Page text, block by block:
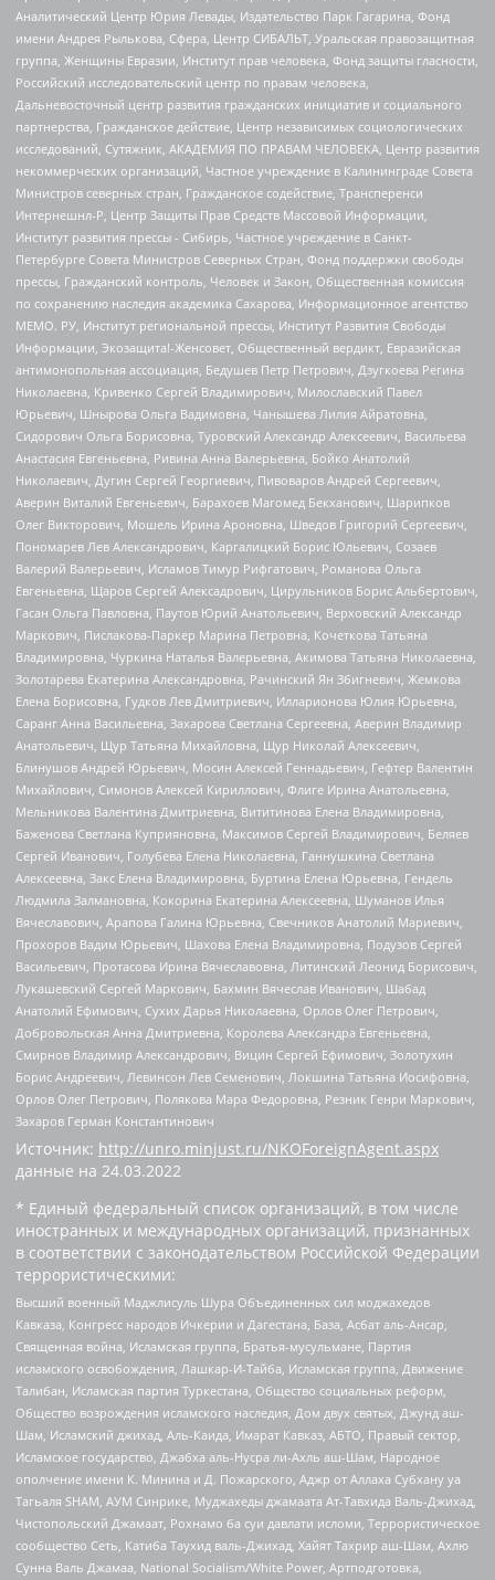
Аналитический Центр Юрия Левады, Издательство Парк Гагарина, Фонд
имени Андрея Рылькова, Сфера, Центр СИБАЛЬТ, Уральская правозащитная
группа, Женщины Евразии, Институт прав человека, Фонд защиты гласности,
Российский исследовательский центр по правам человека,
Дальневосточный центр развития гражданских инициатив и социального
партнерства, Гражданское действие, Центр независимых социологических
исследований, Сутяжник, АКАДЕМИЯ ПО ПРАВАМ ЧЕЛОВЕКА, Центр развития
некоммерческих организаций, Частное учреждение в Калининграде Совета
Министров северных стран, Гражданское содействие, Трансперенси
Интернешнл-Р, Центр Защиты Прав Средств Массовой Информации,
Институт развития прессы - Сибирь, Частное учреждение в Санкт-
Петербурге Совета Министров Северных Стран, Фонд поддержки свободы
прессы, Гражданский контроль, Человек и Закон, Общественная комиссия
по сохранению наследия академика Сахарова, Информационное агентство
МЕМО. РУ, Институт региональной прессы, Институт Развития Свободы
Информации, Экозащита!-Женсовет, Общественный вердикт, Евразийская
антимонопольная ассоциация, Бедушев Петр Петрович, Дзугкоева Регина
Николаевна, Кривенко Сергей Владимирович, Милославский Павел
Юрьевич, Шнырова Ольга Вадимовна, Чанышева Лилия Айратовна,
Сидорович Ольга Борисовна, Туровский Александр Алексеевич, Васильева
Анастасия Евгеньевна, Ривина Анна Валерьевна, Бойко Анатолий
Николаевич, Дугин Сергей Георгиевич, Пивоваров Андрей Сергеевич,
Аверин Виталий Евгеньевич, Барахоев Магомед Бекханович, Шарипков
Олег Викторович, Мошель Ирина Ароновна, Шведов Григорий Сергеевич,
Пономарев Лев Александрович, Каргалицкий Борис Юльевич, Созаев
Валерий Валерьевич, Исламов Тимур Рифгатович, Романова Ольга
Евгеньевна, Щаров Сергей Алексадрович, Цирульников Борис Альбертович,
Гасан Ольга Павловна, Паутов Юрий Анатольевич, Верховский Александр
Маркович, Пислакова-Паркер Марина Петровна, Кочеткова Татьяна
Владимировна, Чуркина Наталья Валерьевна, Акимова Татьяна Николаевна,
Золотарева Екатерина Александровна, Рачинский Ян Збигневич, Жемкова
Елена Борисовна, Гудков Лев Дмитриевич, Илларионова Юлия Юрьевна,
Саранг Анна Васильевна, Захарова Светлана Сергеевна, Аверин Владимир
Анатольевич, Щур Татьяна Михайловна, Щур Николай Алексеевич,
Блинушов Андрей Юрьевич, Мосин Алексей Геннадьевич, Гефтер Валентин
Михайлович, Симонов Алексей Кириллович, Флиге Ирина Анатольевна,
Мельникова Валентина Дмитриевна, Вититинова Елена Владимировна,
Баженова Светлана Куприяновна, Максимов Сергей Владимирович, Беляев
Сергей Иванович, Голубева Елена Николаевна, Ганнушкина Светлана
Алексеевна, Закс Елена Владимировна, Буртина Елена Юрьевна, Гендель
Людмила Залмановна, Кокорина Екатерина Алексеевна, Шуманов Илья
Вячеславович, Арапова Галина Юрьевна, Свечников Анатолий Мариевич,
Прохоров Вадим Юрьевич, Шахова Елена Владимировна, Подузов Сергей
Васильевич, Протасова Ирина Вячеславовна, Литинский Леонид Борисович,
Лукашевский Сергей Маркович, Бахмин Вячеслав Иванович, Шабад
Анатолий Ефимович, Сухих Дарья Николаевна, Орлов Олег Петрович,
Добровольская Анна Дмитриевна, Королева Александра Евгеньевна,
Смирнов Владимир Александрович, Вицин Сергей Ефимович, Золотухин
Борис Андреевич, Левинсон Лев Семенович, Локшина Татьяна Иосифовна,
Орлов Олег Петрович, Полякова Мара Федоровна, Резник Генри Маркович,
Захаров Герман Константинович
Источник: http://unro.minjust.ru/NKOForeignAgent.aspx
данные на 24.03.2022
* Единый федеральный список организаций, в том числе
иностранных и международных организаций, признанных
в соответствии с законодательством Российской Федерации
террористическими:
Высший военный Маджлисуль Шура Объединенных сил моджахедов
Кавказа, Конгресс народов Ичкерии и Дагестана, База, Асбат аль-Ансар,
Священная война, Исламская группа, Братья-мусульмане, Партия
исламского освобождения, Лашкар-И-Тайба, Исламская группа, Движение
Талибан, Исламская партия Туркестана, Общество социальных реформ,
Общество возрождения исламского наследия, Дом двух святых, Джунд аш-
Шам, Исламский джихад, Аль-Каида, Имарат Кавказ, АБТО, Правый сектор,
Исламское государство, Джабха аль-Нусра ли-Ахль аш-Шам, Народное
ополчение имени К. Минина и Д. Пожарского, Аджр от Аллаха Субхану уа
Тагьаля SHAM, АУМ Синрике, Муджахеды джамаата Ат-Тавхида Валь-Джихад,
Чистопольский Джамаат, Рохнамо ба суи давлати исломи, Террористическое
сообщество Сеть, Катиба Таухид валь-Джихад, Хайят Тахрир аш-Шам, Ахлю
Сунна Валь Джамаа, National Socialism/White Power, Артподготовка,